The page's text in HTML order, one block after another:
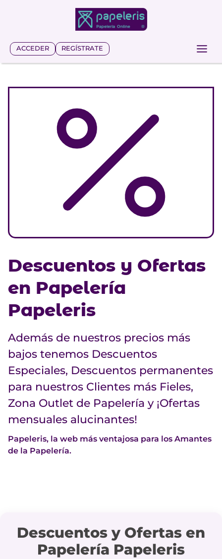
ACCEDER REGÍSTRATE
Descuentos y Ofertas
en Papelería
Papeleris
Además de nuestros precios más
bajos tenemos Descuentos
Especiales, Descuentos permanentes
para nuestros Clientes más Fieles,
Zona Outlet de Papelería y ¡Ofertas
mensuales alucinantes!
Papeleris, la web más ventajosa para los Amantes
de la Papelería.
Descuentos y Ofertas en
Papelería Papeleris